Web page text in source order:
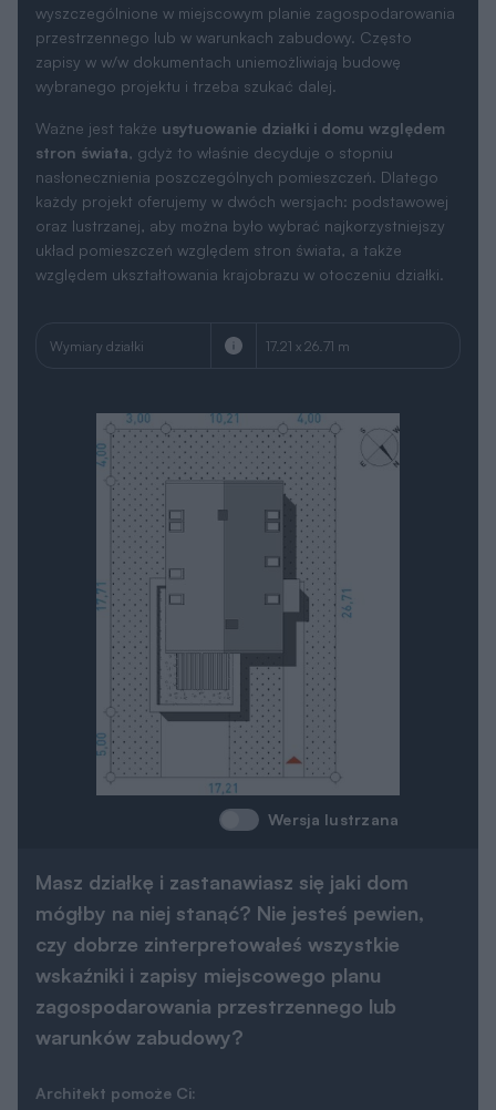
wyszczególnione w miejscowym planie zagospodarowania
przestrzennego lub w warunkach zabudowy. Często
zapisy w w/w dokumentach uniemożliwiają budowę
wybranego projektu i trzeba szukać dalej.
Ważne jest także usytuowanie działki i domu względem
stron świata, gdyż to właśnie decyduje o stopniu
nasłonecznienia poszczególnych pomieszczeń. Dlatego
każdy projekt oferujemy w dwóch wersjach: podstawowej
oraz lustrzanej, aby można było wybrać najkorzystniejszy
układ pomieszczeń względem stron świata, a także
względem ukształtowania krajobrazu w otoczeniu działki.
Wymiary działki 17.21 x 26.71 m
Wersja lustrzana
Masz działkę i zastanawiasz się jaki dom
mógłby na niej stanąć? Nie jesteś pewien,
czy dobrze zinterpretowałeś wszystkie
wskaźniki i zapisy miejscowego planu
zagospodarowania przestrzennego lub
warunków zabudowy?
Architekt pomoże Ci: